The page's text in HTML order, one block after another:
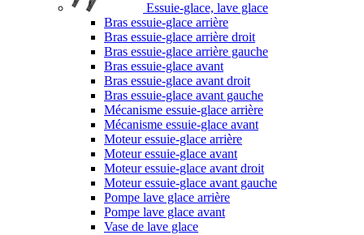
Essuie-glace, lave glace
Bras essuie-glace arrière
Bras essuie-glace arrière droit
Bras essuie-glace arrière gauche
Bras essuie-glace avant
Bras essuie-glace avant droit
Bras essuie-glace avant gauche
Mécanisme essuie-glace arrière
Mécanisme essuie-glace avant
Moteur essuie-glace arrière
Moteur essuie-glace avant
Moteur essuie-glace avant droit
Moteur essuie-glace avant gauche
Pompe lave glace arrière
Pompe lave glace avant
Vase de lave glace